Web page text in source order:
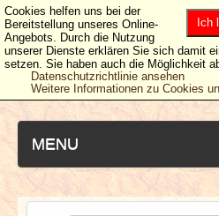
MENU
Ich
Cookies helfen uns bei der
Bereitstellung unseres Online-
Angebots. Durch die Nutzung
unserer Dienste erklären Sie sich damit
setzen. Sie haben auch die Möglichkeit
Datenschutzrichtlinie ansehen
Weitere Informationen zu Cookies